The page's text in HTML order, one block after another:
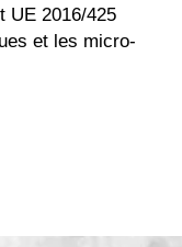
2016/425
et les micro-